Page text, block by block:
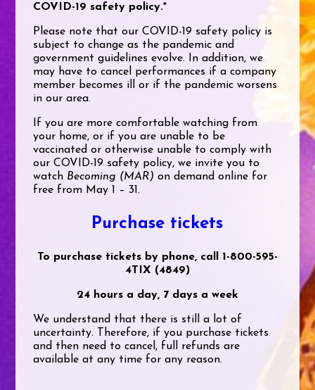
COVID-19 safety policy.*
Please note that our COVID-19 safety policy is
subject to change as the pandemic and
government guidelines evolve. In addition, we
may have to cancel performances if a company
member becomes ill or if the pandemic worsens
in our area.
If you are more comfortable watching from
your home, or if you are unable to be
vaccinated or otherwise unable to comply with
our COVID-19 safety policy, we invite you to
watch Becoming (MAR)on demand online for
free from May 1 – 31.
Purchase tickets
To purchase tickets by phone, call 1-800-595-
4TIX (4849)
24 hours a day, 7 days a week
We understand that there is still a lot of
uncertainty. Therefore, if you purchase tickets
and then need to cancel, full refunds are
available at any time for any reason.